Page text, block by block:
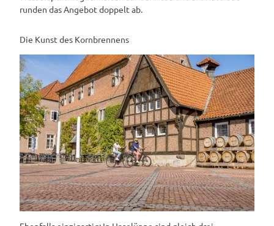
runden das Angebot doppelt ab.
Die Kunst des Kornbrennens